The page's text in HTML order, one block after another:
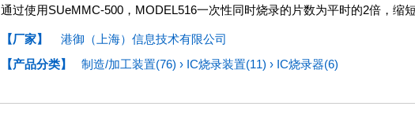
通过使用SUeMMC-500，MODEL516一次性同时烧录的片数为平时的2倍，缩
【厂家】
港御（上海）信息技术有限公司
【产品分类】
制造/加工装置(76) › IC烧录装置(11) › IC烧录器(6)